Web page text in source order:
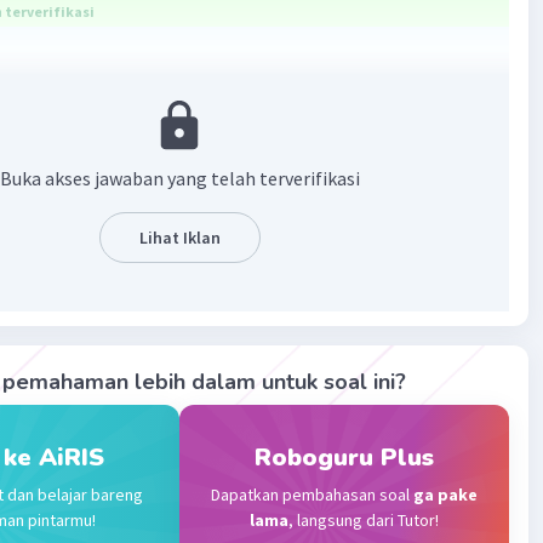
terverifikasi
alangkah baiknya kita mencari r ( jari jari ) dengan
kita mencari luasnya.
Buka akses jawaban yang telah terverifikasi
Lihat Iklan
lebih dalam untuk soal ini?
AiRIS
dan belajar bareng
pintarmu!
Roboguru Plus
Dapatkan pembahasan soal ga pake
lama, langsung dari Tutor!